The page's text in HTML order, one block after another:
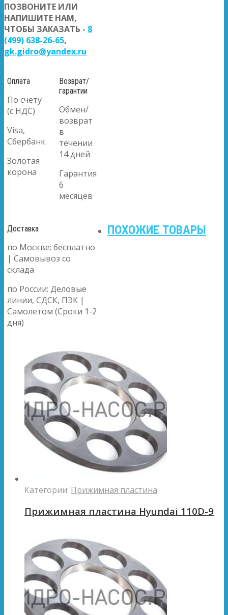
ПОЗВОНИТЕ ИЛИ
НАПИШИТЕ НАМ,
ЧТОБЫ ЗАКАЗАТЬ - 8
(499) 638-26-65,
gk.gidro@yandex.ru
Оплата
По счету
(с НДС)
Visa,
Сбербанк
Золотая
корона
Возврат/
гарантии
Обмен/
возврат
в
течении
14 дней
Гарантия
6
месяцев
Доставка
по Москве: бесплатно
| Самовывоз со
склада
по России: Деловые
линии, СДСК, ПЭК |
Самолетом (Сроки 1-2
дня)
ПОХОЖИЕ ТОВАРЫ
Категории: Прижимная пластина
Прижимная пластина Hyundai 110D-9